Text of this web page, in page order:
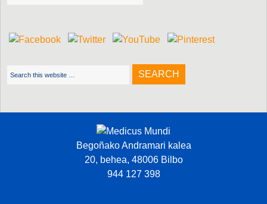
Begoñako Andramari kalea
20, behea, 48006 Bilbo
944 127 398